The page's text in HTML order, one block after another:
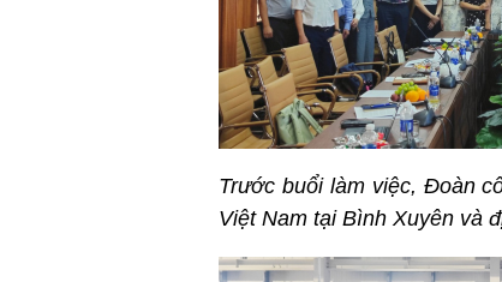
Trước buổi làm việc, Đoàn
Việt Nam tại Bình Xuyên và